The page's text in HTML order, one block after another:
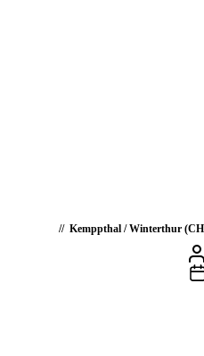
Kemppthal / Winterthur